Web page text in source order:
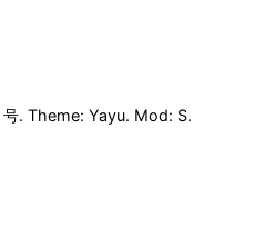
号. Theme: Yayu. Mod: S.